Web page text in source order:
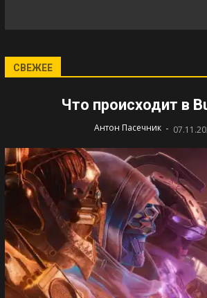
СВЕЖЕЕ
Что происходит в
Антон Пасечник -